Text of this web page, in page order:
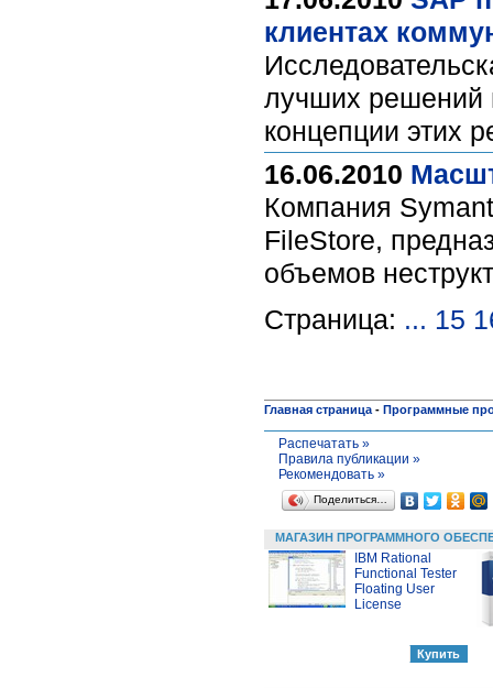
клиентах
лучших решений
концепции этих
16.06.2010
Компания
FileStore,
объемов
Страница: ... 15
Главная страница - Программные
Распечатать »
Правила публикации »
Рекомендовать »
Поделиться…
МАГАЗИН ПРОГРАММНОГО
IBM Rational
Functional Tester
Floating User
License